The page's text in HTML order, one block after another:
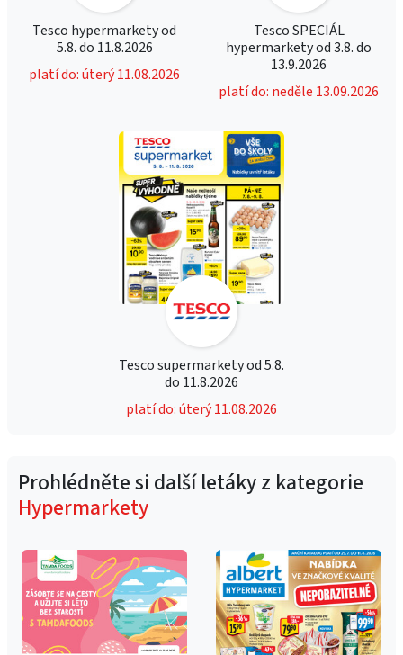
Tesco hypermarkety od
5.8. do 11.8.2026
platí do: úterý 11.08.2026
Tesco SPECIÁL
hypermarkety od 3.8. do
13.9.2026
platí do: neděle 13.09.2026
Tesco supermarkety od 5.8.
do 11.8.2026
platí do: úterý 11.08.2026
Prohlédněte si další letáky z kategorie
Hypermarkety